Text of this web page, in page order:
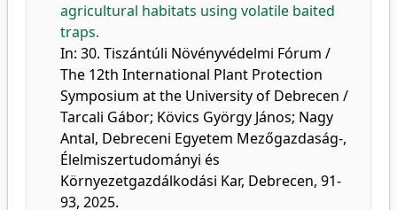
agricultural habitats using volatile baited
traps.
In: 30. Tiszántúli Növényvédelmi Fórum /
The 12th International Plant Protection
Symposium at the University of Debrecen /
Tarcali Gábor; Kövics György János; Nagy
Antal, Debreceni Egyetem Mezőgazdaság-,
Élelmiszertudományi és
Környezetgazdálkodási Kar, Debrecen, 91-
93, 2025.